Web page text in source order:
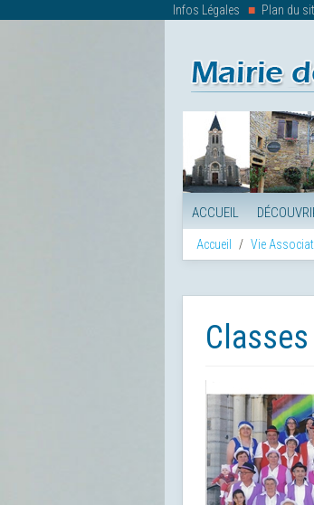
Infos Légales Plan du
ACCUEIL
Accueil Vie